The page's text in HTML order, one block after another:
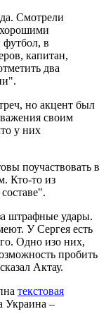
Смотрели
хорошими
в
капитан,
два
но акцент был
своим
у них
поучаствовать в
Кто-то из
штрафные удары.
У Сергея есть
Одно изо них,
пробить
Актау.
текстовая
Украина –